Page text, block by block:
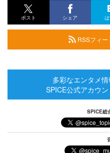
ポスト シェア
RSSフィー
多彩なエンタメ
SPICE公式アカウ
SPICE総